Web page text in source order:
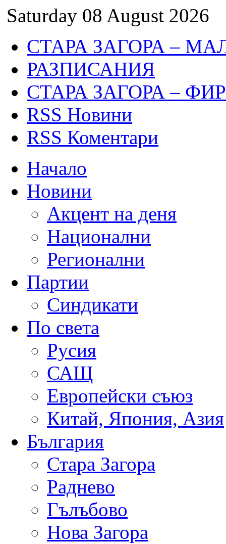
Saturday 08 August 2026
СТАРА ЗАГОРА –
РАЗПИСАНИЯ
СТАРА ЗАГОРА –
RSS Новини
RSS Коментари
Начало
Новини
Акцент на деня
Национални
Регионални
Партии
Синдикати
По света
Русия
САЩ
Европейски съюз
Китай, Япония, Азия
България
Стара Загора
Раднево
Гълъбово
Нова Загора